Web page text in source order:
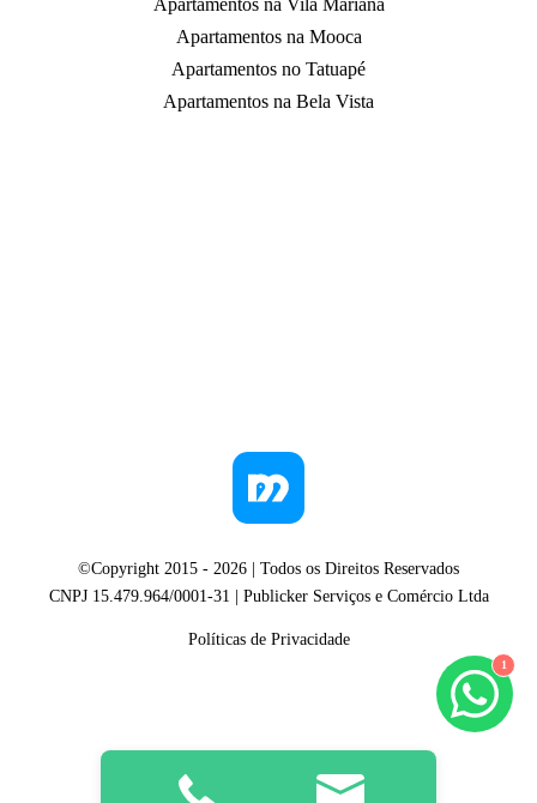
1
Apartamentos na Mooca
Apartamentos no Tatuapé
Apartamentos na Bela Vista
©Copyright 2015 - 2026 | Todos os Direitos Reservados
CNPJ 15.479.964/0001-31 | Publicker Serviços e Comércio Ltda
Políticas de Privacidade